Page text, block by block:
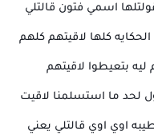
اسمي فتون قالتلي
كلها لاقيتهم كلهم
ليه بتعيطوا لاقيتهم
لحد ما استسلمنا لاقيت
اوي اوي قالتلي يعني